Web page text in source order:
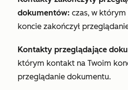
dokumentów: czas, w
koncie zakończył
Kontakty przeglądające
którym kontakt na Twoim
przeglądanie dokumentu.